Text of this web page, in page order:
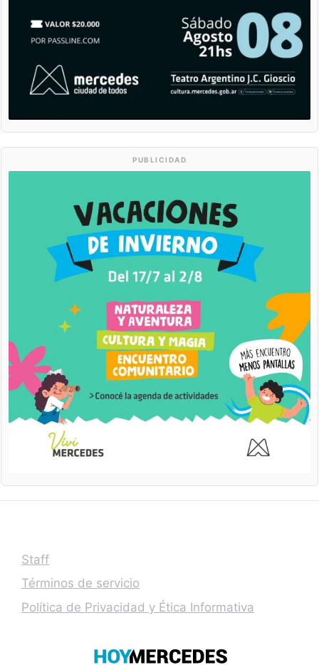
PUBLICIDAD
Staff
Términos de servicio
Política de Privacidad y Ética Informativa